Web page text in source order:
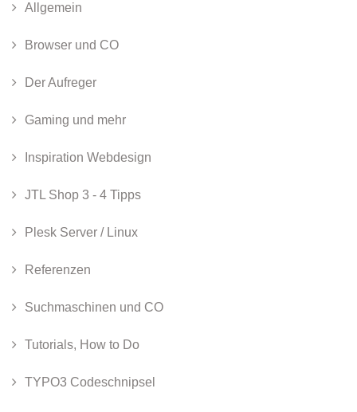
Allgemein
Browser und CO
Der Aufreger
Gaming und mehr
Inspiration Webdesign
JTL Shop 3 - 4 Tipps
Plesk Server / Linux
Referenzen
Suchmaschinen und CO
Tutorials, How to Do
TYPO3 Codeschnipsel